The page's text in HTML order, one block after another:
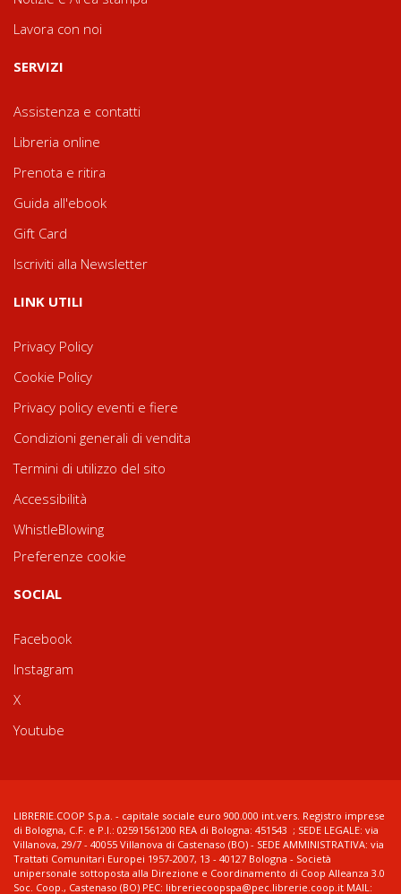
Lavora con noi
SERVIZI
Assistenza e contatti
Libreria online
Prenota e ritira
Guida all'ebook
Gift Card
Iscriviti alla Newsletter
LINK UTILI
Privacy Policy
Cookie Policy
Privacy policy eventi e fiere
Condizioni generali di vendita
Termini di utilizzo del sito
Accessibilità
WhistleBlowing
Preferenze cookie
SOCIAL
Facebook
Instagram
X
Youtube
LIBRERIE.COOP S.p.a. - capitale sociale euro 900.000 int.vers. Registro imprese
di Bologna, C.F. e P.I.: 02591561200 REA di Bologna: 451543 ; SEDE LEGALE: via
Villanova, 29/7 - 40055 Villanova di Castenaso (BO) - SEDE AMMINISTRATIVA: via
Trattati Comunitari Europei 1957-2007, 13 - 40127 Bologna - Società
unipersonale sottoposta alla Direzione e Coordinamento di Coop Alleanza 3.0
Soc. Coop., Castenaso (BO) PEC: libreriecoopspa@pec.librerie.coop.it MAIL: